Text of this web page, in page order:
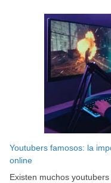
Youtubers famosos: la
online
Existen muchos